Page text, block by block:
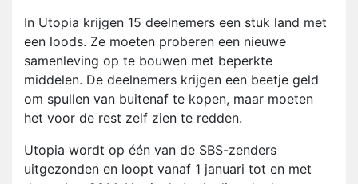
In Utopia krijgen 15 deelnemers een stuk land met
een loods. Ze moeten proberen een nieuwe
samenleving op te bouwen met beperkte
middelen. De deelnemers krijgen een beetje geld
om spullen van buitenaf te kopen, maar moeten
het voor de rest zelf zien te redden.
Utopia wordt op één van de SBS-zenders
uitgezonden en loopt vanaf 1 januari tot en met